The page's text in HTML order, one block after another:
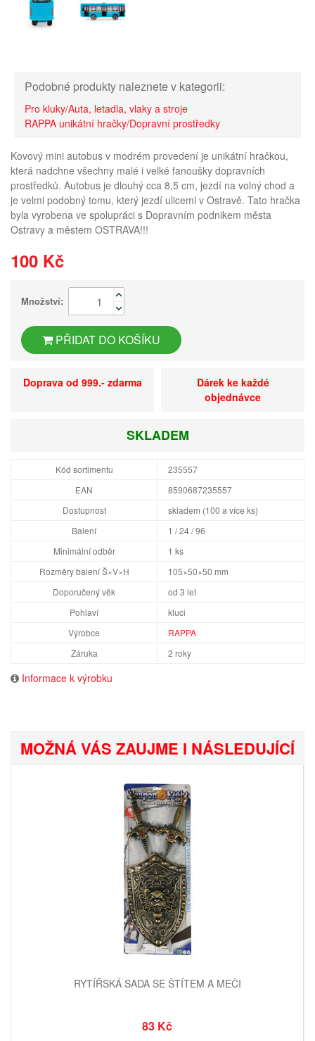
Podobné produkty naleznete v kategorii:
Pro kluky/Auta, letadla, vlaky a stroje
RAPPA unikátní hračky/Dopravní prostředky
Kovový mini autobus v modrém provedení je unikátní hračkou,
která nadchne všechny malé i velké fanoušky dopravních
prostředků. Autobus je dlouhý cca 8,5 cm, jezdí na volný chod a
je velmi podobný tomu, který jezdí ulicemi v Ostravě. Tato hračka
byla vyrobena ve spolupráci s Dopravním podnikem města
Ostravy a městem OSTRAVA!!!
100 Kč
Množství:
PŘIDAT DO KOŠÍKU
Doprava od 999.- zdarma
Dárek ke každé
objednávce
SKLADEM
Kód sortimentu
235557
EAN
8590687235557
Dostupnost
skladem (100 a více ks)
Balení
1 / 24 / 96
Minimální odběr
1 ks
Rozměry balení Š×V×H
105×50×50 mm
Doporučený věk
od 3 let
Pohlaví
kluci
Výrobce
RAPPA
Záruka
2 roky
Informace k výrobku
MOŽNÁ VÁS ZAUJME I NÁSLEDUJÍCÍ
RYTÍŘSKÁ SADA SE ŠTÍTEM A MEČI
83 Kč